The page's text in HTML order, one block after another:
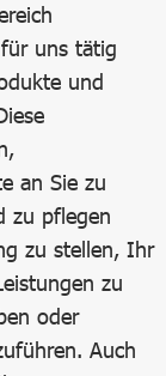
uns tätig
und
an Sie zu
zu pflegen
zu stellen, Ihr
zu
oder
Auch